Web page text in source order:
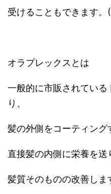
受けることもできます
オラプレックスとは
一般的に市販されてい
り、
髪の外側をコーティング
直接髪の内側に栄養を送
髪質そのものの改善しま